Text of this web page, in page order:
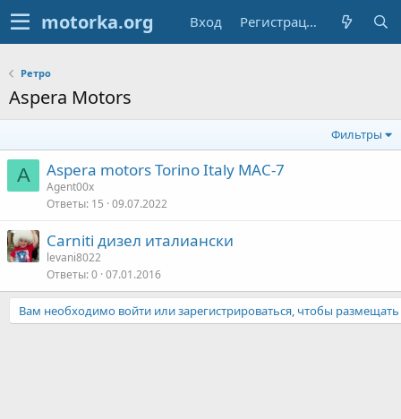
Вход Регистрация
Ретро
Aspera Motors
Фильтры
A Aspera motors Torino Italy MAC-7
Agent00x
Ответы 15 09.07.2022
Carniti дизел италиански
levani8022
Ответы 0 07.01.2016
Вам необходимо войти или зарегистрироваться, чтобы